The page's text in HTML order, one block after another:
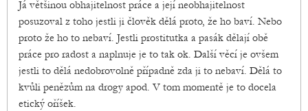
Já většinou obhajitelnost práce a její neobhajitelnost
posuzoval z toho jestli ji člověk dělá proto, že ho baví. Nebo
proto že ho to nebaví. Jestli prostitutka a pasák dělají obě
práce pro radost a naplnuje je to tak ok. Další věcí je ovšem
jestli to dělá nedobrovolně případně zda ji to nebaví. Dělá to
kvůli penězům na drogy apod. V tom momentě je to docela
etický oříšek.